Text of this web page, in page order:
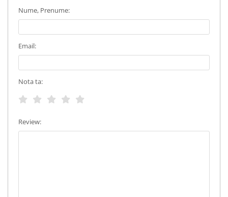
Nume, Prenume:
Email:
Nota ta:
Review: